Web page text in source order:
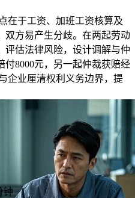
在于工资、加班工资核算及
双方易产生分歧。在两起劳动
评估法律风险，设计调解与仲
8000元，另一起仲裁获赔经
企业厘清权利义务边界，提
钟